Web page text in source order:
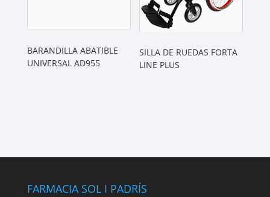
BARANDILLA ABATIBLE
UNIVERSAL AD955
SILLA DE RUEDAS FORTA
LINE PLUS
FARMACIA SOL I PADRÍS